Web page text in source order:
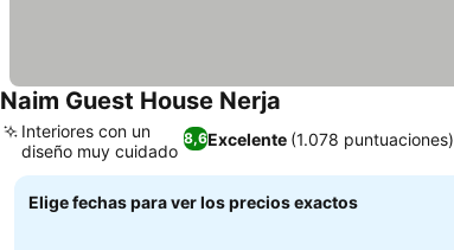
Naim Guest House Nerja
8,6Excelente (1.078 puntuaciones)
Interiores con un
diseño muy cuidado
Elige fechas para ver los precios exactos